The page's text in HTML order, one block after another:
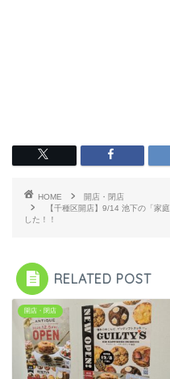
HOME
開店・閉店
【千種区開店】9/14 池下の「家
した！！
RELATED POST
開店・閉店